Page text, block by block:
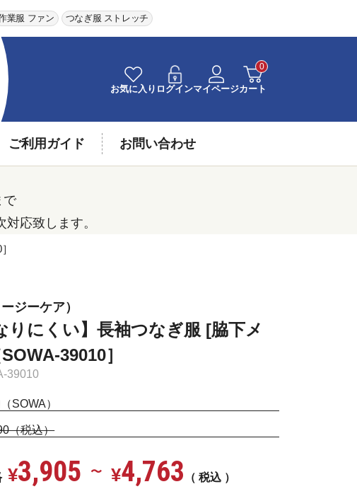
業服 ファン つなぎ服 ストレッチ
お気に入り ログインマイページカート
0
ご利用ガイド お問い合わせ
で
応致します。
ジーケア）
りにくい】長袖つなぎ服 [脇下メ
39010］
39010
SOWA）
（税込）
¥3,905 〜 ¥4,763 税込